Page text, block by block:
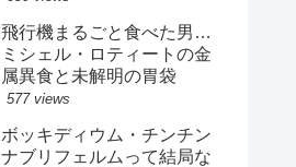
飛行機まるごと食べた男…
ミシェル・ロティートの金
属異食と未解明の胃袋
577 views
ボッキディウム・チンチン
ナブリフェルムって結局な